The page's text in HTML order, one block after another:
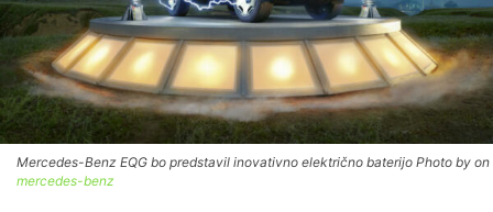
Mercedes-Benz EQG bo predstavil inovativno električno baterijo Photo by on
mercedes-benz